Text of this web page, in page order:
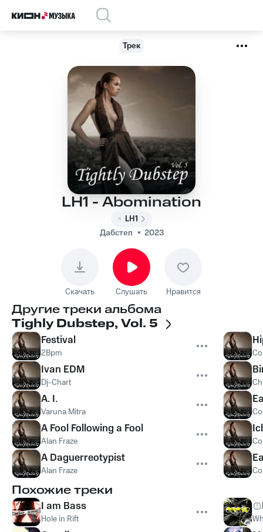
Трек
LH1 - Abomination
LH1
Дабстеп
2023
Скачать Слушать Нравится
Другие треки альбома
Tighly Dubstep, Vol. 5
Festival
2Bpm
Ivan EDM
Dj-Chart
A. I.
Varuna Mitra
A Fool Following a Fool
Alan Fraze
A Daguerreotypist
Alan Fraze
Похожие треки
I am Bass
Hole in Rift